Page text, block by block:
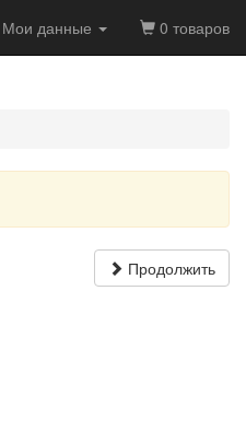
Мои данные 0 товаров
Продолжить